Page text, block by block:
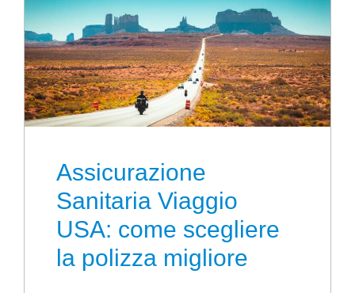
Assicurazione
Sanitaria Viaggio
USA: come scegliere
la polizza migliore